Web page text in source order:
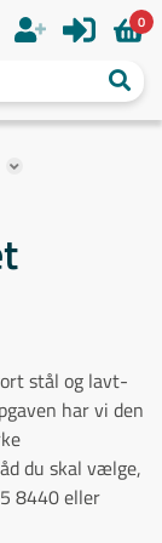
0
stål og lavt-
har vi den
du skal vælge,
8440 eller